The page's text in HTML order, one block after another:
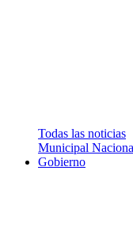
Todas las noticias
Municipal
Gobierno